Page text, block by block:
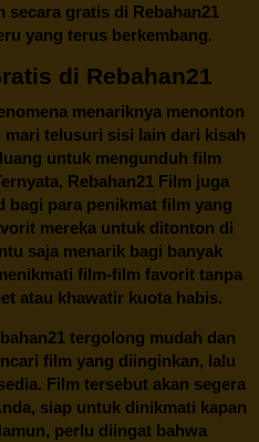
secara gratis di Rebahan21
yang terus berkembang.
di Rebahan21
menariknya menonton
mari telusuri sisi lain dari kisah
untuk mengunduh film
Rebahan21 Film juga
bagi para penikmat film yang
mereka untuk ditonton di
saja menarik bagi banyak
film-film favorit tanpa
atau khawatir kuota habis.
tergolong mudah dan
film yang diinginkan, lalu
Film tersebut akan segera
siap untuk dinikmati kapan
perlu diingat bahwa